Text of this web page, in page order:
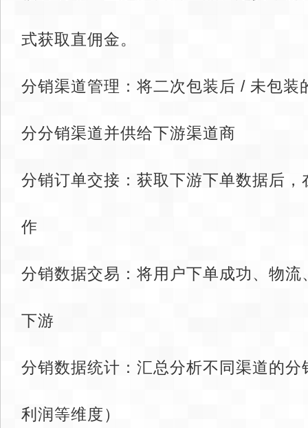
式获取直佣金。
分销渠道管理：将二次包装后 / 未包装
分分销渠道并供给下游渠道商
分销订单交接：获取下游下单数据后
作
分销数据交易：将用户下单成功、物
下游
分销数据统计：汇总分析不同渠道的
利润等维度）